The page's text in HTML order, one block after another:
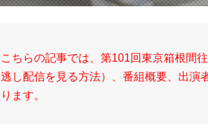
こちらの記事では、第101回東京箱根間
逃し配信を見る方法）、番組概要、出演
ります。